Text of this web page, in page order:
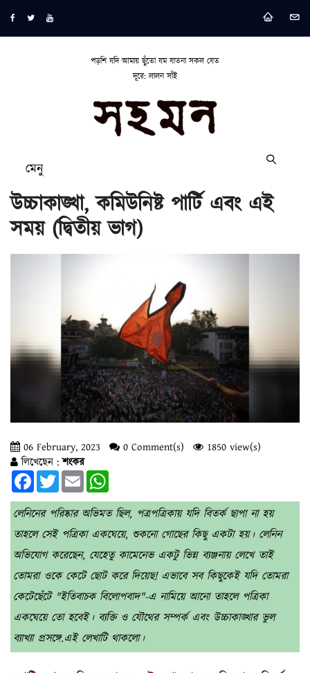
পড়শি যদি আমায় ছুঁতো যম যাতনা সকল যেত
দূরে: লালন সাঁই
মেনু
উচ্চাকাঙ্খা, কমিউনিষ্ট পার্টি এবং এই
সময় (দ্বিতীয় ভাগ)
06 February, 2023 0 Comment(s)
1850 view(s)
লিখেছেন :শংকর
FacebookTwitterEmail
লেনিনের পরিষ্কার অভিমত ছিল, পত্রপত্রিকায় যদি বিতর্ক ছাপা না হয়
তাহলে সেই পত্রিকা একঘেয়ে, শুকনো গোছের কিছু একটা হয়। লেনিন
অভিযোগ করেছেন, যেহেতু কামেনেভ একটু ভিন্ন ব্যঞ্জনায় লেখে তাই
তোমরা ওকে কেটে ছোট করে দিয়েছ! এভাবে সব কিছুকেই যদি তোমরা
কেটেছেঁটে "ইতিবাচক বিলোপবাদ"-এ নামিয়ে আনো তাহলে পত্রিকা
একঘেয়ে তো হবেই। ব্যক্তি ও যৌথের সম্পর্ক এবং উচ্চাকাঙ্খার ভুল
ব্যাখ্যা প্রসঙ্গে.এই লেখাটি থাকলো।